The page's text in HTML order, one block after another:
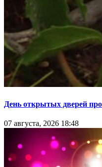
День открытых дверей
07 августа, 2026 18:48